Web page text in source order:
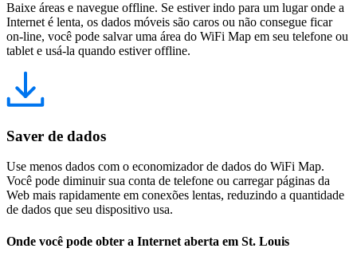
Baixe áreas e navegue offline. Se estiver indo para um lugar onde a
Internet é lenta, os dados móveis são caros ou não consegue ficar
on-line, você pode salvar uma área do WiFi Map em seu telefone ou
tablet e usá-la quando estiver offline.
Saver de dados
Use menos dados com o economizador de dados do WiFi Map.
Você pode diminuir sua conta de telefone ou carregar páginas da
Web mais rapidamente em conexões lentas, reduzindo a quantidade
de dados que seu dispositivo usa.
Onde você pode obter a Internet aberta em St. Louis